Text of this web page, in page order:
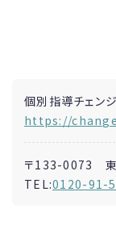
個別指導チェン
https://
〒133-0073 東
TEL:0120-91-